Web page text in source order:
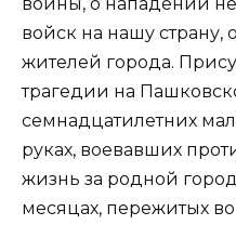
войск на нашу
жителей города.
трагедии на
семнадцатилетних
руках, воевавших
жизнь за родной
месяцах, пережитых